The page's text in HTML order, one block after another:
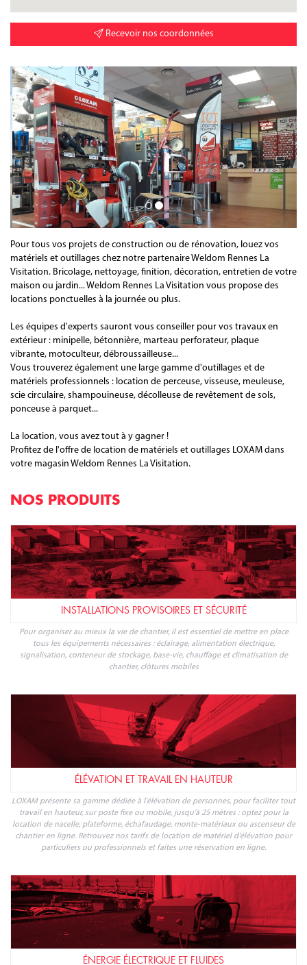
Recevoir nos coordonnées
Pour tous vos projets de construction ou de rénovation, louez vos
Visitation. Bricolage, nettoyage, finition, décoration, entretien de votre
maison ou jardin... Weldom Rennes La Visitation vous propose des
locations ponctuelles à la journée ou plus.
Les équipes d'experts sauront vous conseiller pour vos travaux en
extérieur : minipelle, bétonnière, marteau perforateur, plaque
vibrante, motoculteur, débroussailleuse...
matériels professionnels : location de perceuse, visseuse, meuleuse,
scie circulaire, shampouineuse, décolleuse de revêtement de sols,
ponceuse à parquet...
Profitez de l'offre de location de matériels et outillages LOXAM dans
NOS PRODUITS
INSTALLATIONS PROVISOIRES ET SÉCURITÉ
tous les équipements nécessaires : éclairage, alimentation électrique,
signalisation, conteneur de stockage, base-vie, chauffage et climatisation de
chantier, clôtures mobiles
ÉLÉVATION ET TRAVAIL EN HAUTEUR
LOXAM présente sa gamme dédiée à l'élévation de personnes, pour faciliter tout
location de nacelle, plateforme, échafaudage, monte-matériaux ou ascenseur de
chantier en ligne. Retrouvez nos tarifs de location de matériel d'élévation pour
particuliers ou professionnels et faites une réservation en ligne.